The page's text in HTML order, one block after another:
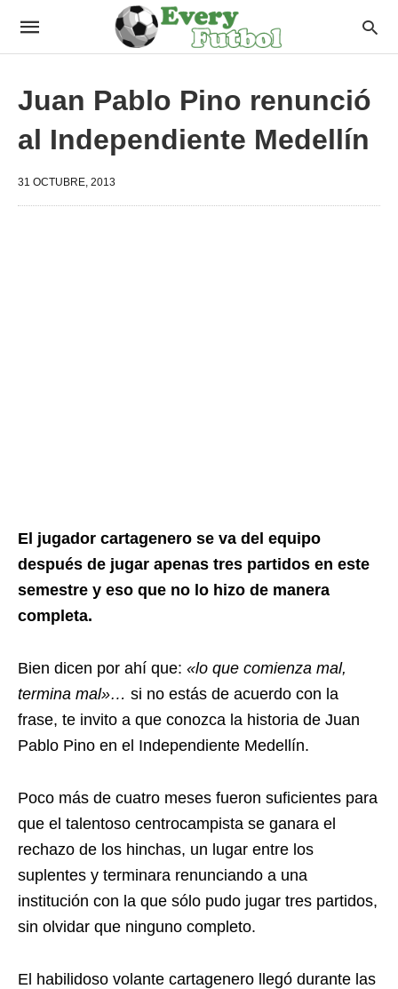
Juan Pablo Pino renunció
al Independiente Medellín
31 OCTUBRE, 2013
El jugador cartagenero se va del equipo
después de jugar apenas tres partidos en este
semestre y eso que no lo hizo de manera
completa.
Bien dicen por ahí que: «lo que comienza mal,
termina mal»… si no estás de acuerdo con la
frase, te invito a que conozca la historia de Juan
Pablo Pino en el Independiente Medellín.
Poco más de cuatro meses fueron suficientes para
que el talentoso centrocampista se ganara el
rechazo de los hinchas, un lugar entre los
suplentes y terminara renunciando a una
institución con la que sólo pudo jugar tres partidos,
sin olvidar que ninguno completo.
El habilidoso volante cartagenero llegó durante las